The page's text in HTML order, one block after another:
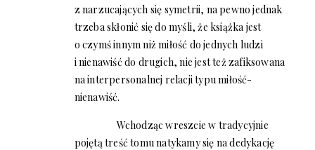
z narzucających się symetrii, na pewno jednak
trzeba skłonić się do myśli, że książka jest
o czymś innym niż miłość do jednych ludzi
i nienawiść do drugich, nie jest też zafiksowana
na interpersonalnej relacji typu miłość-
nienawiść.
Wchodząc wreszcie w tradycyjnie
pojętą treść tomu natykamy się na dedykację